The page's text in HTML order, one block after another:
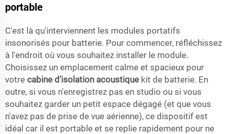
portable
C'est là qu'interviennent les modules portatifs
insonorisés pour batterie. Pour commencer, réfléchissez
à l'endroit où vous souhaitez installer le module.
Choisissez un emplacement calme et spacieux pour
votre cabine d'isolation acoustique kit de batterie. En
outre, si vous n'enregistrez pas en studio ou si vous
souhaitez garder un petit espace dégagé (et que vous
n'avez pas de prise de vue aérienne), ce dispositif est
idéal car il est portable et se replie rapidement pour ne